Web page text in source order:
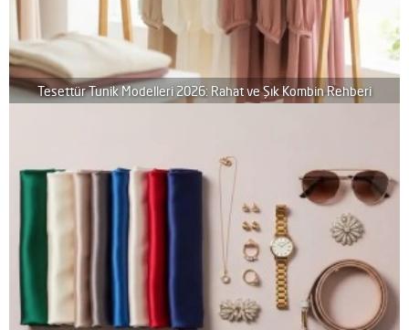
Tesettür Tunik Modelleri 2026: Rahat ve Şık Kombin Rehberi